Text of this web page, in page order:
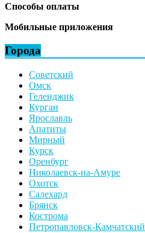
Способы оплаты
Мобильные приложения
Города
Советский
Омск
Геленджик
Курган
Ярославль
Апатиты
Мирный
Курск
Оренбург
Николаевск-на-Амуре
Охотск
Салехард
Брянск
Кострома
Петропавловск-Камчатский